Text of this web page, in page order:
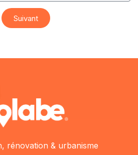
Suivant
rénovation & urbanisme